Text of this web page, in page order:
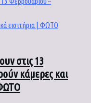
στις 13
κάμερες και